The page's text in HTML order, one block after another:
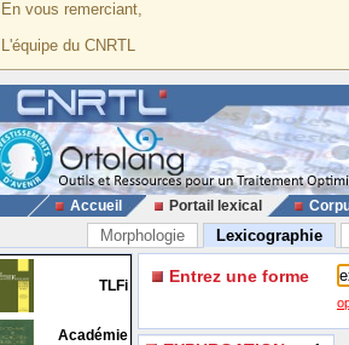
En vous remerciant,
L'équipe du CNRTL
Accueil Portail lexical
Morphologie Lexicographie
TLFi
Académie
Entrez une forme